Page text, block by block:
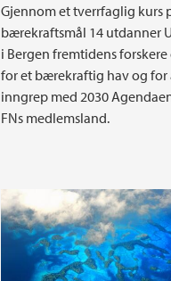
Gjennom et tverrfaglig kurs
bærekraftsmål 14 utdanner
i Bergen fremtidens
for et bærekraftig hav og for
inngrep med 2030
FNs medlemsland.